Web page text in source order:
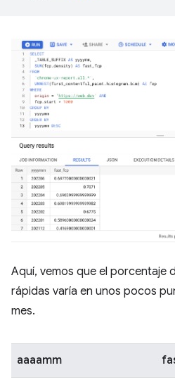
Aquí, vemos que el porcentaje
rápidas varía en unos pocos
mes.
aaaamm